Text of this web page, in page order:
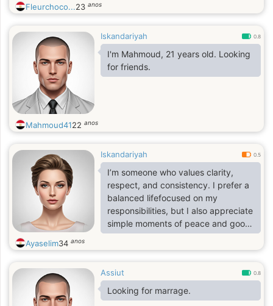
Fleurchoco...23 anos
Iskandariyah 0.8
I'm Mahmoud, 21 years old. Looking
for friends.
Mahmoud4122 anos
Iskandariyah 0.5
I’m someone who values clarity,
respect, and consistency. I prefer a
balanced lifefocused on my
responsibilities, but I also appreciate
simple moments of peace and good
conversation. I tend to observe more
than I speak at first, but I open up
believe in honesty, emotional
maturity, and treating people with
intention.
Ayaselim34 anos
Assiut 0.8
Looking for marrage.